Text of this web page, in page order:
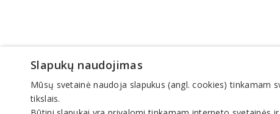
Slapukų naudojimas
Mūsų svetainė naudoja slapukus (angl. cookies) tinkamam
tikslais.